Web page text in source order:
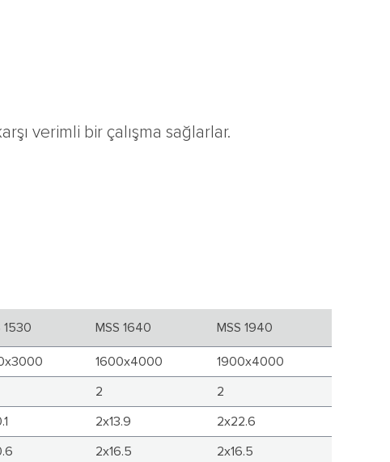
verimli bir çalışma sağlarlar.
1530 MSS 1640 MSS 1940
1600x4000
1900x4000
2
2
2x13.9
2x22.6
2x16.5
2x16.5